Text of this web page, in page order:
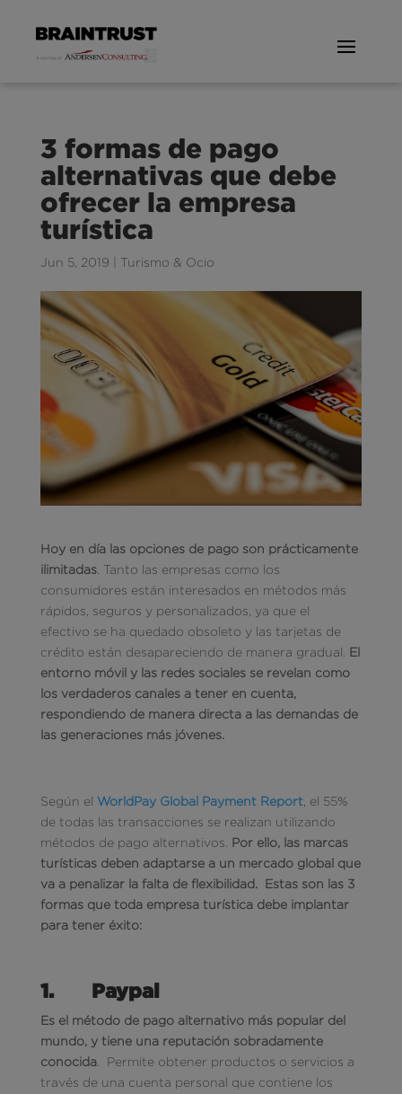
3 formas de pago
alternativas que debe
ofrecer la empresa
turística
Jun 5, 2019 Turismo & Ocio
Hoy en día las opciones de pago son prácticamente
ilimitadas. Tanto las empresas como los
consumidores están interesados ​​en métodos más
rápidos, seguros y personalizados, ya que el
efectivo se ha quedado obsoleto y las tarjetas de
crédito están desapareciendo de manera gradual. El
entorno móvil y las redes sociales se revelan como
los verdaderos canales a tener en cuenta,
respondiendo de manera directa a las demandas de
las generaciones más jóvenes.
Según el WorldPay Global Payment Report, el 55%
de todas las transacciones se realizan utilizando
métodos de pago alternativos. Por ello, las marcas
turísticas deben adaptarse a un mercado global que
va a penalizar la falta de flexibilidad.
Estas son las 3
formas que toda empresa turística debe implantar
para tener éxito:
1. Paypal
Es el método de pago alternativo más popular del
mundo, y tiene una reputación sobradamente
conocida. Permite obtener productos o servicios a
través de una cuenta personal que contiene los